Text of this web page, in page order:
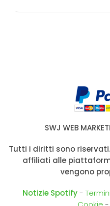
SWJ WEB
Tutti i diritti sono
affiliati alle
vengono
Notizie Spotify-